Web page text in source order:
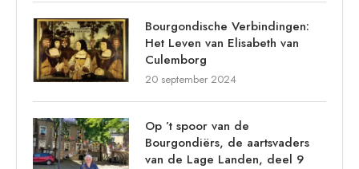
Bourgondische Verbindingen:
Het Leven van Elisabeth van
Culemborg
20 september 2024
Op ’t spoor van de
Bourgondiërs, de aartsvaders
van de Lage Landen, deel 9